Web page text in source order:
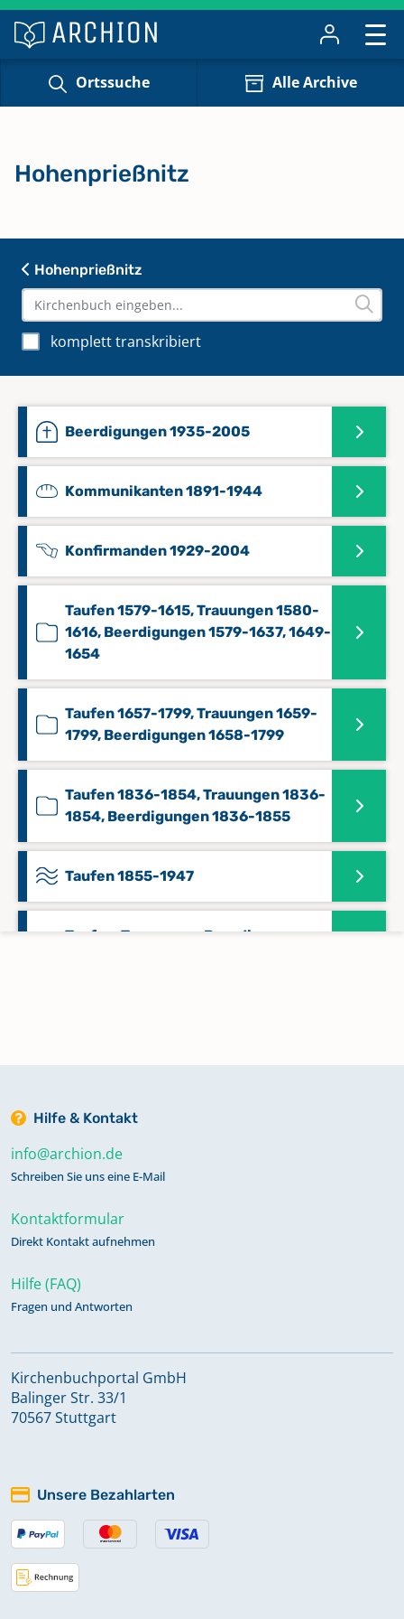
Ortssuche Alle Archive
Hohenprießnitz
komplett transkribiert
Beerdigungen 1935-2005
Kommunikanten 1891-1944
Konfirmanden 1929-2004
Taufen 1579-1615, Trauungen 1580-
1616, Beerdigungen 1579-1637, 1649-
1654
Taufen 1657-1799, Trauungen 1659-
1799, Beerdigungen 1658-1799
Taufen 1836-1854, Trauungen 1836-
1854, Beerdigungen 1836-1855
Taufen 1855-1947
Taufen, Trauungen, Beerdigungen
Hohenprießnitz
Hilfe & Kontakt
info@archion.de
Schreiben Sie uns eine E-Mail
Kontaktformular
Direkt Kontakt aufnehmen
Hilfe (FAQ)
Fragen und Antworten
Kirchenbuchportal GmbH
Balinger Str. 33/1
70567 Stuttgart
Unsere Bezahlarten